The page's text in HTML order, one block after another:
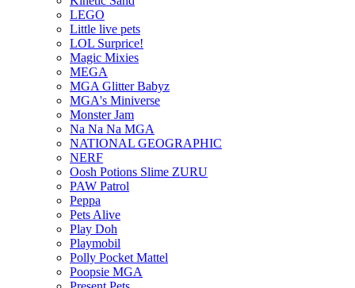
LEGO
Little live pets
LOL Surprice!
Magic Mixies
MEGA
MGA Glitter Babyz
MGA's Miniverse
Monster Jam
Na Na Na MGA
NATIONAL GEOGRAPHIC
NERF
Oosh Potions Slime ZURU
PAW Patrol
Peppa
Pets Alive
Play Doh
Playmobil
Polly Pocket Mattel
Poopsie MGA